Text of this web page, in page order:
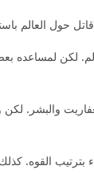
حول العالم
لكن لمساعده
الاقوياء
بترتيب